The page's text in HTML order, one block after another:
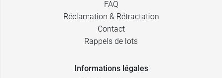
FAQ
Réclamation & Rétractation
Contact
Rappels de lots
Informations légales